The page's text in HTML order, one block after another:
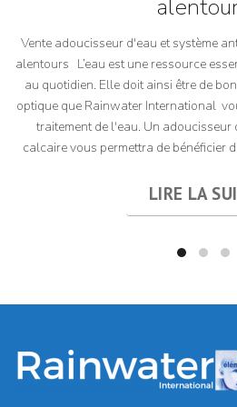
Vente adoucisseur d'eau et système
alentours L’eau est une ressource
au quotidien. Elle doit ainsi être de
optique que Rainwater International
traitement de l'eau. Un adoucisseur
calcaire vous permettra de bénéficier
LIRE LA